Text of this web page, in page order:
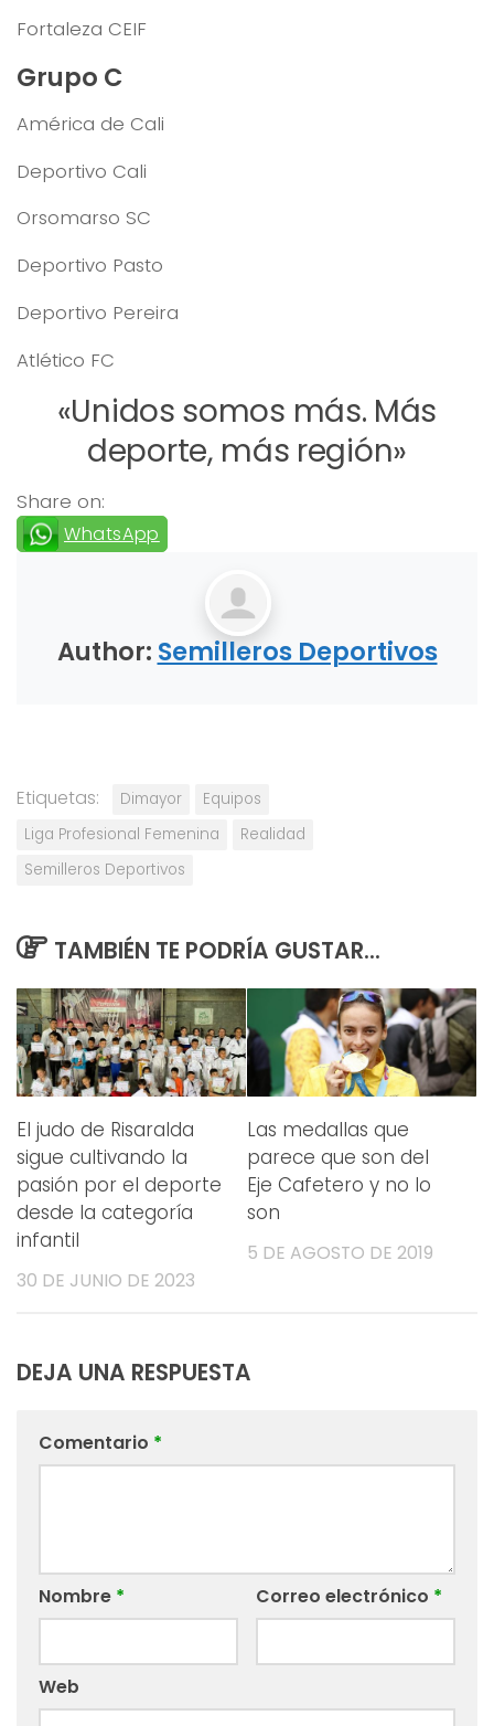
Fortaleza CEIF
Grupo C
América de Cali
Deportivo Cali
Orsomarso SC
Deportivo Pasto
Deportivo Pereira
Atlético FC
«Unidos somos más. Más
deporte, más región»
Share on:
WhatsApp
Author: Semilleros Deportivos
Etiquetas: Dimayor
Equipos
Liga Profesional Femenina
Realidad
Semilleros Deportivos
TAMBIÉN TE PODRÍA GUSTAR...
El judo de Risaralda
sigue cultivando la
pasión por el deporte
desde la categoría
infantil
30 DE JUNIO DE 2023
Las medallas que
parece que son del
Eje Cafetero y no lo
son
5 DE AGOSTO DE 2019
DEJA UNA RESPUESTA
Comentario *
Nombre * Correo electrónico *
Web